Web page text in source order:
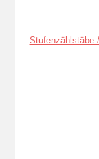
Stufenzählstäbe